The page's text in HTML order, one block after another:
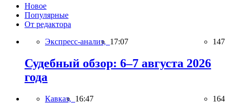
Новое
Популярные
От редактора
Экспресс-анализ, 17:07 147
Судебный обзор: 6–7 августа 2026
года
Кавказ, 16:47 164